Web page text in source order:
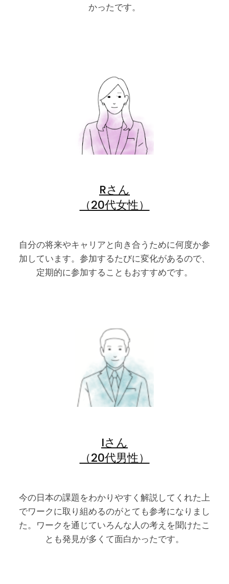
かったです。
Rさん
（20代女性）
自分の将来やキャリアと向き合うために何度か参
加しています。参加するたびに変化があるので、
定期的に参加することもおすすめです。
Iさん
（20代男性）
今の日本の課題をわかりやすく解説してくれた上
でワークに取り組めるのがとても参考になりまし
た。ワークを通じていろんな人の考えを聞けたこ
とも発見が多くて面白かったです。